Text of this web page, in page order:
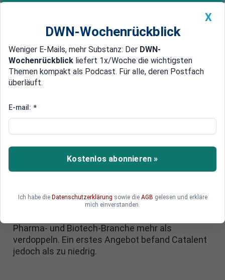
Newsticker MEIN DWN: Geldanlage Premium
Edelmetalle DWN-Magazin China
Konsolidierung der Pharma-Branche
Schweizer Pharmakonzern
Lonza plant Übernahme von US-
Rivalen
Der Basler Chemie- und Pharmakonzern Lonza
kaufen. Eine Übernahme des fast vier Milliarden
Dollar schweren Pharma-Zulieferers könnte den
Pharma- und Biotech-Branche mehr als
verdoppeln. Ein erstes Angebot befand Catalent
jedoch als zu niedrig.
X
DWN-Wochenrückblick
Weniger E-Mails, mehr Substanz: Der DWN-
Wochenrückblick liefert 1x/Woche die wichtigsten
Themen kompakt als Podcast. Für alle, deren Postfach
überläuft.
E-mail: *
Kostenlos abonnieren »
Ich habe die Datenschutzerklärung sowie die AGB gelesen und erkläre
mich einverstanden.